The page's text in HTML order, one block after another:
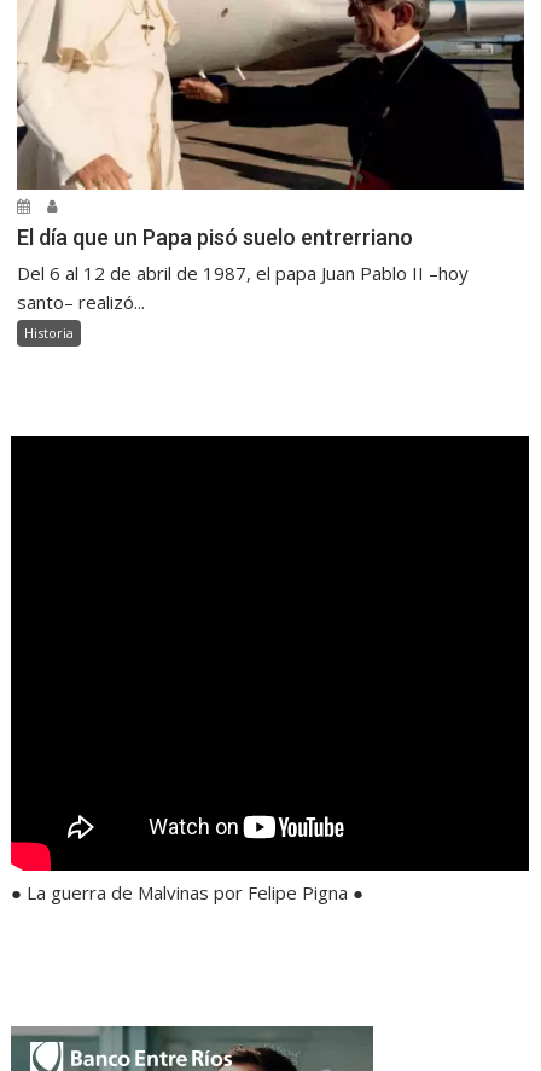
El día que un Papa pisó suelo entrerriano
Del 6 al 12 de abril de 1987, el papa Juan Pablo II –hoy
santo– realizó...
Historia
● La guerra de Malvinas por Felipe Pigna ●